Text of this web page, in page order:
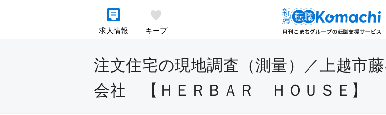
求人情報 キープ
注文住宅の現地調査（測量）／上越市
会社 【ＨＥＲＢＡＲ ＨＯＵＳＥ】